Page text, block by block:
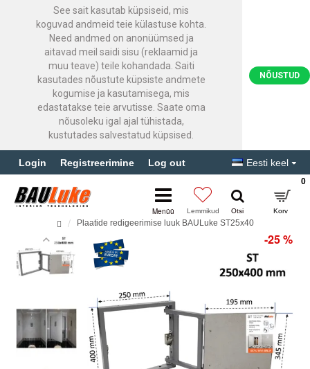
See sait kasutab küpsiseid, mis
koguvad andmeid teie külastuse kohta.
Need andmed on anonüümsed ja
aitavad meil saidi sisu (reklaamid ja
muu teave) teile kohandada. Saiti
kasutades nõustute küpsiste andmete
kogumise ja kasutamisega, mis
edastatakse teie arvutisse. Saate oma
nõusoleku igal ajal tühistada,
kustutades salvestatud küpsised.
NÕUSTUD
Login Registreerimine Log out Eesti keel
0
Plaatide redigeerimise luuk BAULuke ST25x40
-25 %